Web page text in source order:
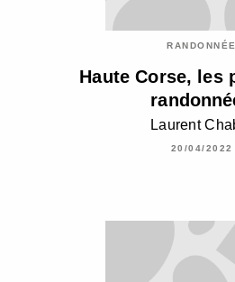
RANDONNÉE
Haute Corse, les
Laurent
20/04/2022